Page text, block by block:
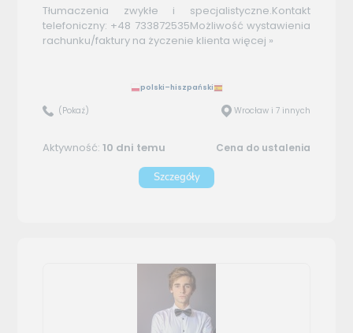
Tłumaczenia zwykłe i specjalistyczne.Kontakt
telefoniczny: +48 733872535Możliwość wystawienia
rachunku/faktury na życzenie klienta więcej »
polski–hiszpański
(Pokaż) Wrocław i 7 innych
Aktywność:10 dni temu Cena do ustalenia
Szczegóły